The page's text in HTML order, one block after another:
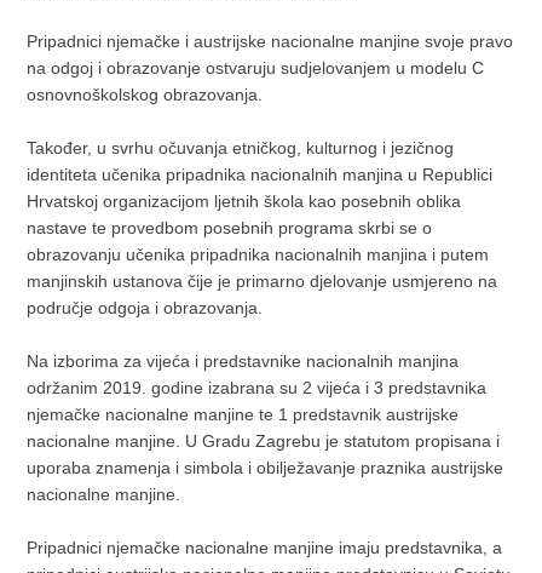
Pripadnici njemačke i austrijske nacionalne manjine svoje pravo
na odgoj i obrazovanje ostvaruju sudjelovanjem u modelu C
osnovnoškolskog obrazovanja.
Također, u svrhu očuvanja etničkog, kulturnog i jezičnog
identiteta učenika pripadnika nacionalnih manjina u Republici
Hrvatskoj organizacijom ljetnih škola kao posebnih oblika
nastave te provedbom posebnih programa skrbi se o
obrazovanju učenika pripadnika nacionalnih manjina i putem
manjinskih ustanova čije je primarno djelovanje usmjereno na
područje odgoja i obrazovanja.
Na izborima za vijeća i predstavnike nacionalnih manjina
održanim 2019. godine izabrana su 2 vijeća i 3 predstavnika
njemačke nacionalne manjine te 1 predstavnik austrijske
nacionalne manjine. U Gradu Zagrebu je statutom propisana i
uporaba znamenja i simbola i obilježavanje praznika austrijske
nacionalne manjine.
Pripadnici njemačke nacionalne manjine imaju predstavnika, a